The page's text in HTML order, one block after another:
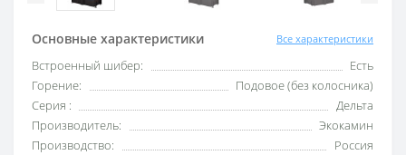
Основные характеристики Все характеристики
Встроенный шибер:
Есть
Горение:
Подовое (без колосника)
Серия :
Дельта
Производитель:
Экокамин
Производство:
Россия